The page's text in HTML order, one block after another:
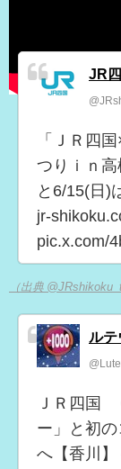
JR
「ＪＲ四
つりｉｎ
と6/15(日)
jr-
pic.x.com/
（出典
ルテ
ＪＲ四国
ー」と初
へ【香川